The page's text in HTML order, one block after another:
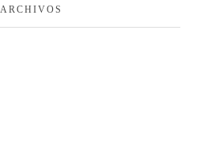
ARCHIVOS